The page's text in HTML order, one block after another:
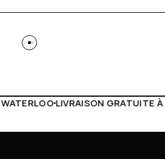
À PARTIR DE 150€LIVE